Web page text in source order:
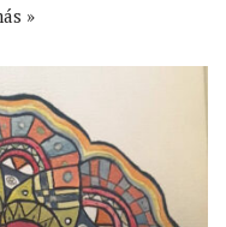
»